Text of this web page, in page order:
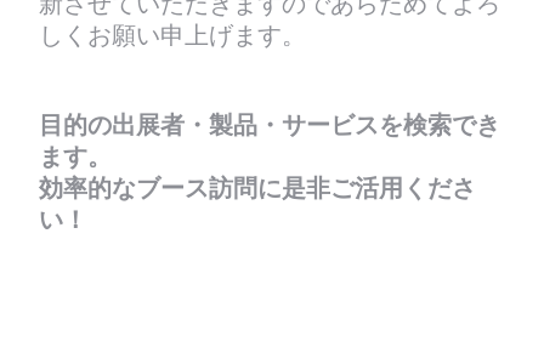
しくお願い申上げます。
目的の出展者・製品・サービスを検索でき
ます。
効率的なブース訪問に是非ご活用くださ
い！